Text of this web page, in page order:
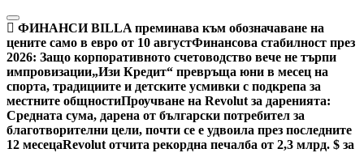
Skip
to
content
ФИНАНСИ BILLA преминава към обозначаване на
цените само в евро от 10 августФинансова стабилност през
2026: Защо корпоративното счетоводство вече не търпи
импровизации„Изи Кредит“ превръща юни в месец на
спорта, традициите и детските усмивки с подкрепа за
местните общностиПроучване на Revolut за даренията:
Средната сума, дарена от български потребител за
благотворителни цели, почти се е удвоила през последните
12 месецаRevolut отчита рекордна печалба от 2,3 млрд. $ за